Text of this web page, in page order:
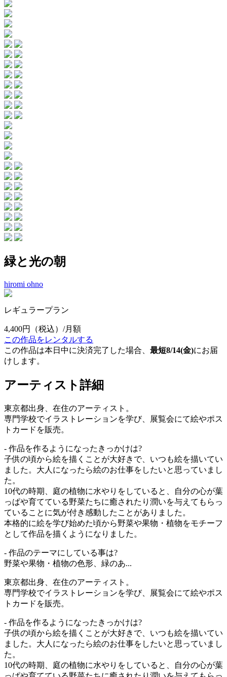
緑と光の朝
hiromi ohno
レギュラープラン
4,400円
（税込）/月額
この作品をレンタルする
この作品は本日中に決済完了した場合、 最短8/14(金)にお届
けします。
アーティスト詳細
東京都出身、在住のアーティスト。
専門学校でイラストレーションを学び、展覧会にて絵やポス
トカードを販売。
- 作品を作るようになったきっかけは?
子供の頃から絵を描くことが大好きで、いつも絵を描いてい
ました。大人になったら絵のお仕事をしたいと思っていまし
た。
10代の時期、庭の植物に水やりをしていると、自分の心が葉
っぱや育てている野菜たちに癒されたり潤いを与えてもらっ
ていることに気が付き感動したことがありました。
本格的に絵を学び始めた頃から野菜や果物・植物をモチーフ
として作品を描くようになりました。
- 作品のテーマにしている事は?
野菜や果物・植物の色形、緑のあ...
東京都出身、在住のアーティスト。
専門学校でイラストレーションを学び、展覧会にて絵やポス
トカードを販売。
- 作品を作るようになったきっかけは?
子供の頃から絵を描くことが大好きで、いつも絵を描いてい
ました。大人になったら絵のお仕事をしたいと思っていまし
た。
10代の時期、庭の植物に水やりをしていると、自分の心が葉